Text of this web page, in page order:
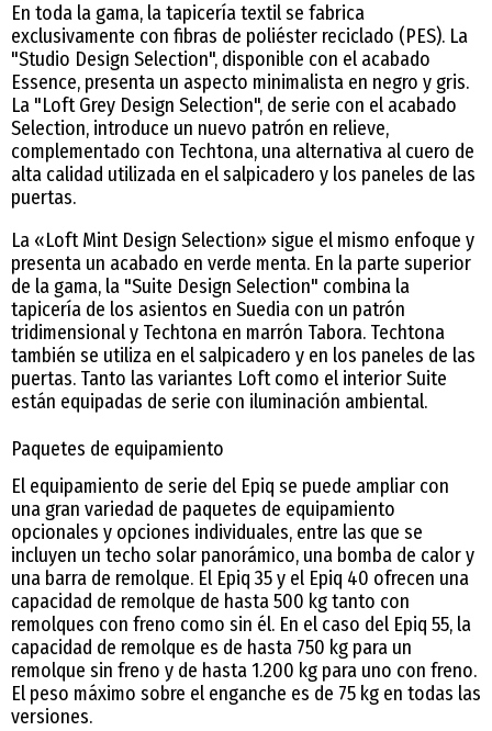
En toda la gama, la tapicería textil se fabrica
exclusivamente con fibras de poliéster reciclado (PES). La
"Studio Design Selection", disponible con el acabado
Essence, presenta un aspecto minimalista en negro y gris.
La "Loft Grey Design Selection", de serie con el acabado
Selection, introduce un nuevo patrón en relieve,
complementado con Techtona, una alternativa al cuero de
alta calidad utilizada en el salpicadero y los paneles de las
puertas.
La «Loft Mint Design Selection» sigue el mismo enfoque y
presenta un acabado en verde menta. En la parte superior
de la gama, la "Suite Design Selection" combina la
tapicería de los asientos en Suedia con un patrón
tridimensional y Techtona en marrón Tabora. Techtona
también se utiliza en el salpicadero y en los paneles de las
puertas. Tanto las variantes Loft como el interior Suite
están equipadas de serie con iluminación ambiental.
Paquetes de equipamiento
El equipamiento de serie del Epiq se puede ampliar con
una gran variedad de paquetes de equipamiento
opcionales y opciones individuales, entre las que se
incluyen un techo solar panorámico, una bomba de calor y
una barra de remolque. El Epiq 35 y el Epiq 40 ofrecen una
capacidad de remolque de hasta 500 kg tanto con
remolques con freno como sin él. En el caso del Epiq 55, la
capacidad de remolque es de hasta 750 kg para un
remolque sin freno y de hasta 1.200 kg para uno con freno.
El peso máximo sobre el enganche es de 75 kg en todas las
versiones.